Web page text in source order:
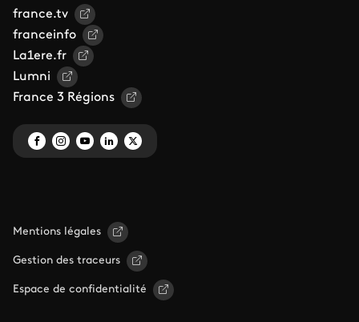
france.tv
franceinfo
La1ere.fr
Lumni
France 3 Régions
Mentions légales
Gestion des traceurs
Espace de confidentialité